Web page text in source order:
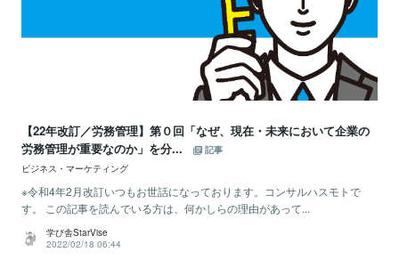
【22年改訂／労務管理】第０回「なぜ、現在・未来において企業の
労務管理が重要なのか」を分...
記事
ビジネス・マーケティング
※令和4年2月改訂いつもお世話になっております。コンサルハスモトで
す。 この記事を読んでいる方は、何かしらの理由があって...
学び舎StarVise
2022/02/18 06:44